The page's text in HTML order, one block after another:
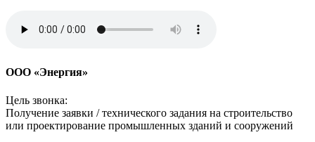
ООО «Энергия»
Цель звонка:
Получение заявки / технического задания на строительство
или проектирование промышленных зданий и сооружений